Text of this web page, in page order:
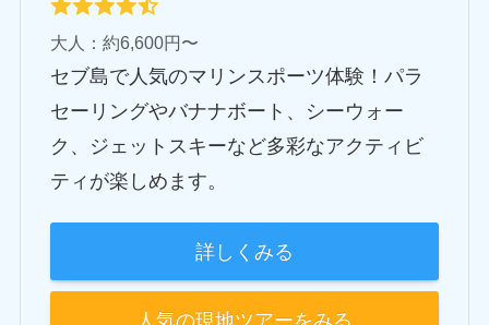
大人：約6,600円〜
セブ島で人気のマリンスポーツ体験！パラ
セーリングやバナナボート、シーウォー
ク、ジェットスキーなど多彩なアクティビ
ティが楽しめます。
詳しくみる
人気の現地ツアーをみる